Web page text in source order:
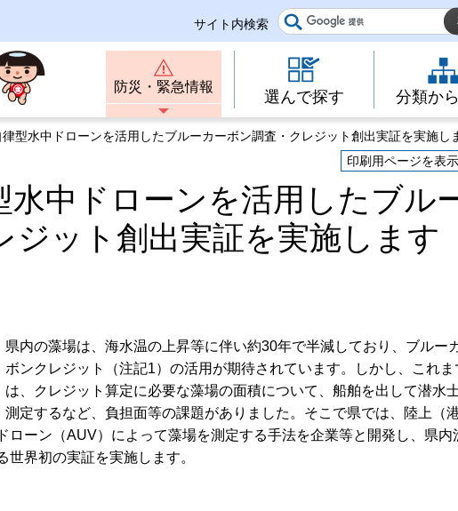
サイト内検索
防災・緊急情報
選んで探す 分類か
型水中ドローンを活用したブルーカーボン調査・クレジット創出実証を実施し
印刷用ページを表示
水中ドローンを活用したブル
ジット創出実証を実施します
県内の藻場は、海水温の上昇等に伴い約30年で半減しており、ブルー
ボンクレジット（注記1）の活用が期待されています。しかし、これま
は、クレジット算定に必要な藻場の面積について、船舶を出して潜水
測定するなど、負担面等の課題がありました。そこで県では、陸上（
ローン（AUV）によって藻場を測定する手法を企業等と開発し、県内
界初の実証を実施します。